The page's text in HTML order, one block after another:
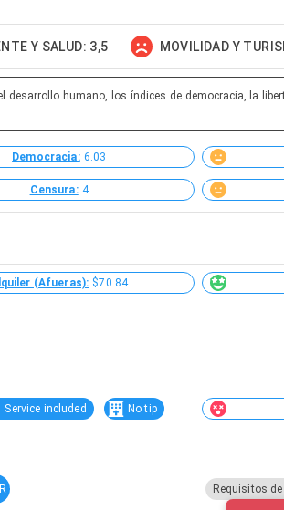
Y SALUD: 3,5 MOVILIDAD Y
humano, los índices de democracia, la
Democracia: 6.03
Censura: 4
(Afueras): $70.84
Service included No tip
Requisitos